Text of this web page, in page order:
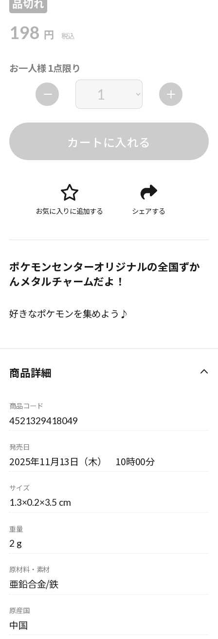
品切れ
198 円 税込
お一人様 1点限り
カートに入れる
お気に入りに追加する シェアする
ポケモンセンターオリジナルの全国ずか
んメタルチャームだよ！
好きなポケモンを集めよう♪
商品詳細
商品コード
4521329418049
発売日
2025年11月13日（木） 10時00分
サイズ
1.3×0.2×3.5 cm
重量
2 g
原材料・素材
亜鉛合金/鉄
原産国
中国